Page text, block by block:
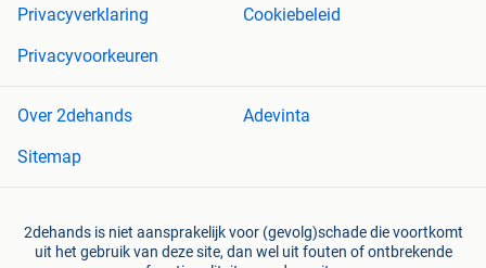
Privacyverklaring
Cookiebeleid
Privacyvoorkeuren
Over 2dehands
Adevinta
Sitemap
2dehands is niet aansprakelijk voor (gevolg)schade die voortkomt
uit het gebruik van deze site, dan wel uit fouten of ontbrekende